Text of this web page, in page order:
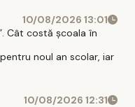
10/08/2026 13:01
Cât costă școala în
noul an scolar, iar
10/08/2026 12:31